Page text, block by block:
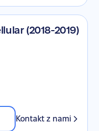
(2018-2019)
Kontakt z nami